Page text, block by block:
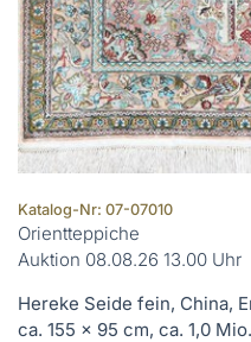
Katalog-Nr: 07-07010
Orientteppiche
Auktion 08.08.26 13.00 Uhr
Hereke Seide fein, China,
ca. 155 x 95 cm, ca. 1,0